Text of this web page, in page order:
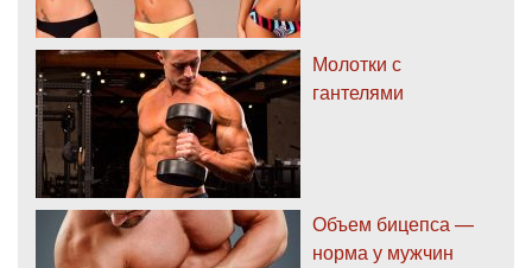
Молотки с
гантелями
Объем бицепса —
норма у мужчин